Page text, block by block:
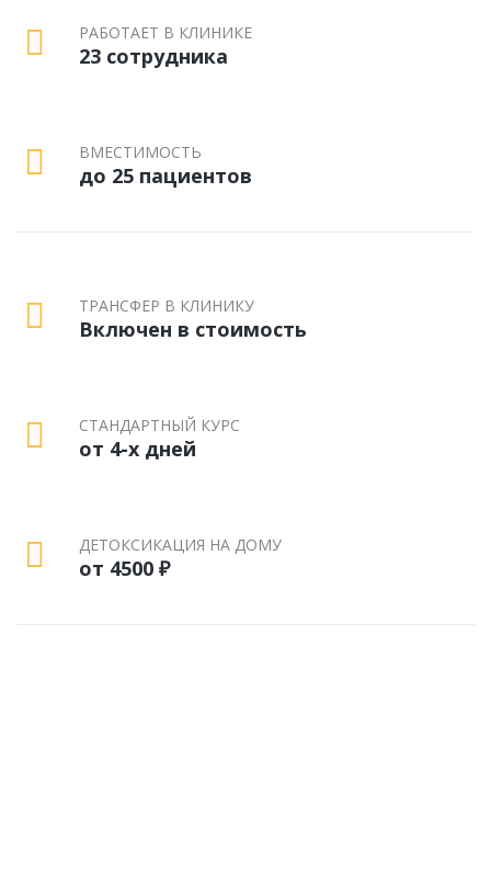
РАБОТАЕТ В КЛИНИКЕ
23 сотрудника
ВМЕСТИМОСТЬ
до 25 пациентов
ТРАНСФЕР В КЛИНИКУ
Включен в стоимость
СТАНДАРТНЫЙ КУРС
от 4-х дней
ДЕТОКСИКАЦИЯ НА ДОМУ
от 4500 ₽